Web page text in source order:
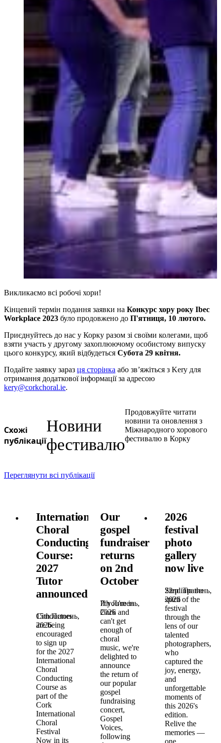
Викликаємо всі робочі хори!
Кінцевий термін подання заявки на Конкурс хору року Ibec
Workplace 2023 було продовжено до П'ятниця, 10 лютого.
Приєднуйтесь до нас у Корку разом зі своїми колегами, щоб
взяти участь у другому захоплюючому особистому випуску
цього конкурсу, який відбудеться Субота 29 квітня.
Подайте заявку зараз ця сторінка або зв’яжіться з Kery для
отримання додаткової інформації за адресою
kery@corkchoral.ie.
Схожі
публікації
Новини
фестивалю
Продовжуйте читати
новини та оновлення з
Міжнародного хорового
фестивалю в Корку
Переглянути всі публікації
International
Choral
Conducting
Course:
2027
Tutor
announced!
15th Липень,
2026
Conductors
are being
encouraged
to sign up
for the 2027
International
Choral
Conducting
Course as
part of the
Cork
International
Choral
Festival
Now in its
Our
gospel
fundraiser
returns
on 2nd
October
7th Липень,
2026
If you're in
Cork and
can't get
enough of
choral
music, we're
delighted to
announce
the return of
our popular
gospel
fundraising
concert,
Gospel
Voices,
following
2026
festival
photo
gallery
now live
22nd Травень,
2026
Step into the
spirit of the
festival
through the
lens of our
talented
photographers,
who
captured the
joy, energy,
and
unforgettable
moments of
this 2026's
edition.
Relive the
memories —
one